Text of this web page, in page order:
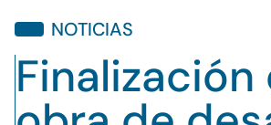
NOTICIAS
Finalización